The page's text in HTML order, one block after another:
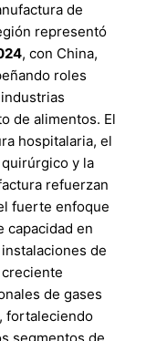
de
representó
, con China,
roles
de alimentos. El
hospitalaria, el
y la
refuerzan
fuerte enfoque
capacidad en
de
de gases
fortaleciendo